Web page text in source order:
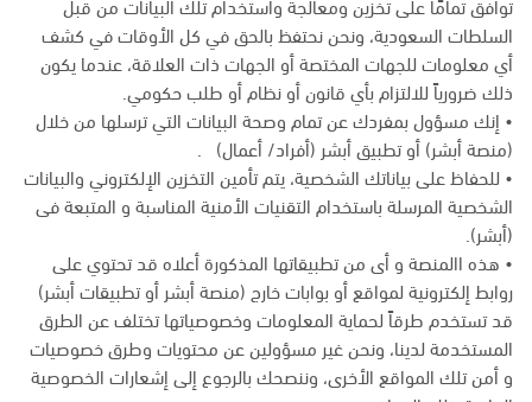
السلطات السعودية، ونحن نحتفظ بالحق في كل الأوقات في كشف
أي معلومات للجهات المختصة أو الجهات ذات العلاقة، عندما يكون
ذلك ضرورياً للالتزام بأي قانون أو نظام أو طلب حكومي.
• إنك مسؤول بمفردك عن تمام وصحة البيانات التي ترسلها من خلال
(منصة أبشر) أو تطبيق أبشر (أفراد/ أعمال) .
• للحفاظ على بياناتك الشخصية، يتم تأمين التخزين الإلكتروني والبيانات
الشخصية المرسلة باستخدام التقنيات الأمنية المناسبة و المتبعة فى
(أبشر).
• هذه االمنصة و أى من تطبيقاتها المذكورة أعلاه قد تحتوي على
روابط إلكترونية لمواقع أو بوابات خارج (منصة أبشر أو تطبيقات أبشر)
قد تستخدم طرقاً لحماية المعلومات وخصوصياتها تختلف عن الطرق
المستخدمة لدينا، ونحن غير مسؤولين عن محتويات وطرق خصوصيات
و أمن تلك المواقع الأخرى، وننصحك بالرجوع إلى إشعارات الخصوصية